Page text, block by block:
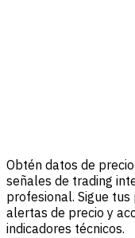
Obtén datos de
señales de trading
profesional. Sigue tus
alertas de precio y
indicadores técnicos.